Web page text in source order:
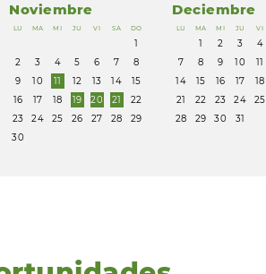
Noviembre
LU MA MI JU VI SA DO
1
2
3 4 5 6 7
8
9
10 11 12 13 14
15
16
17 18 19 20 21
22
23
24 25 26 27 28
29
30
Deciembre
LU MA MI JU VI
1 2 3 4
7
8 9 10 11
14
15 16 17 18
21
22 23 24 25
28
29 30 31